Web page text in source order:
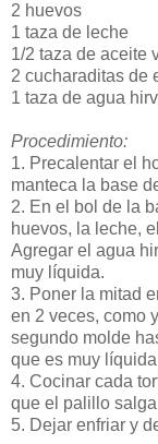
2 huevos
1 taza de leche
1/2 taza de aceite
2 cucharaditas de
1 taza de agua
Procedimiento:
1. Precalentar el
manteca la base
2. En el bol de la
huevos, la leche,
Agregar el agua
muy líquida.
3. Poner la mitad
en 2 veces, como
segundo molde
que es muy
4. Cocinar cada
que el palillo
5. Dejar enfriar y